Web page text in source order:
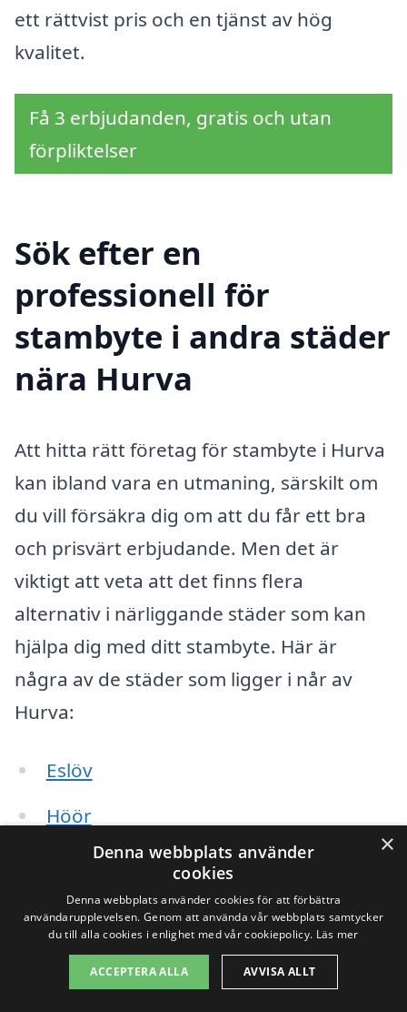
ett rättvist pris och en tjänst av hög
kvalitet.
Få 3 erbjudanden, gratis och utan
förpliktelser
Sök efter en
professionell för
stambyte i andra städer
nära Hurva
Att hitta rätt företag för stambyte i Hurva
kan ibland vara en utmaning, särskilt om
du vill försäkra dig om att du får ett bra
och prisvärt erbjudande. Men det är
viktigt att veta att det finns flera
alternativ i närliggande städer som kan
hjälpa dig med ditt stambyte. Här är
några av de städer som ligger i når av
Hurva:
Eslöv
Höör
Bjärred
Löddeköpinge
Staffanstorp
Skurup
×
Denna webbplats använder
cookies
Denna webbplats använder cookies för att förbättra
användarupplevelsen. Genom att använda vår webbplats samtycker
du till alla cookies i enlighet med vår cookiepolicy. Läs mer
ACCEPTERA ALLA AVVISA ALLT